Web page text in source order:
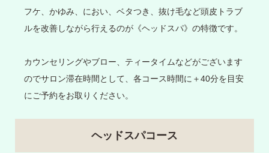
フケ、かゆみ、におい、ベタつき、抜け毛など頭皮トラブ
ルを改善しながら行えるのが《ヘッドスパ》の特徴です。
カウンセリングやブロー、ティータイムなどがございます
のでサロン滞在時間として、各コース時間に＋40分を目安
にご予約をお取りください。
ヘッドスパコース